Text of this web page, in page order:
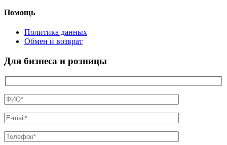
Помощь
Политика данных
Обмен и возврат
Для бизнеса и розницы